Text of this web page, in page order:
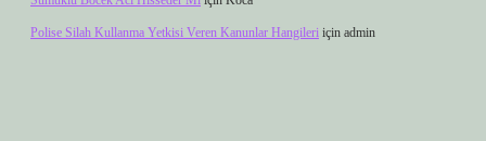
Polise Silah Kullanma Yetkisi Veren Kanunlar Hangileri için admin